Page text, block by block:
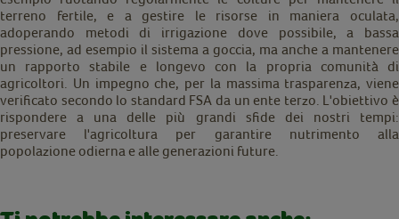
terreno fertile, e a gestire le risorse in maniera oculata,
adoperando metodi di irrigazione dove possibile, a bassa
pressione, ad esempio il sistema a goccia, ma anche a mantenere
un rapporto stabile e longevo con la propria comunità di
agricoltori. Un impegno che, per la massima trasparenza, viene
verificato secondo lo standard FSA da un ente terzo. L'obiettivo è
rispondere a una delle più grandi sfide dei nostri tempi:
preservare l'agricoltura per garantire nutrimento alla
popolazione odierna e alle generazioni future.